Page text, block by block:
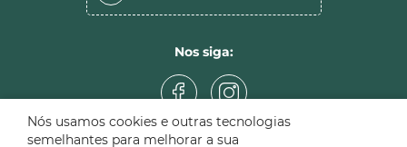
Nós usamos cookies e outras tecnologias
semelhantes para melhorar a sua
Nos siga: